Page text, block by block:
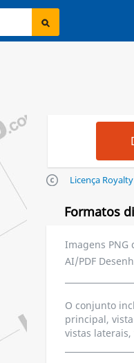
Licença
Formatos
Imagens PNG
AI/PDF
O conjunto
principal,
vistas